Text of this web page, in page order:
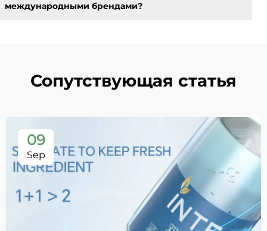
международными брендами?
Сопутствующая статья
09
Sep